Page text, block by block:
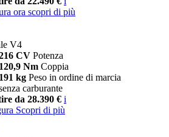
ora scopri di più
V4
CV Potenza
120,9 Nm Coppia
191 kg Peso in ordine di marcia
carburante
da 28.390 € i
Scopri di più